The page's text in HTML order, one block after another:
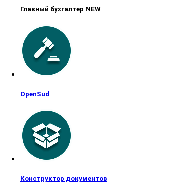
Главный бухгалтер NEW
OpenSud
Конструктор документов